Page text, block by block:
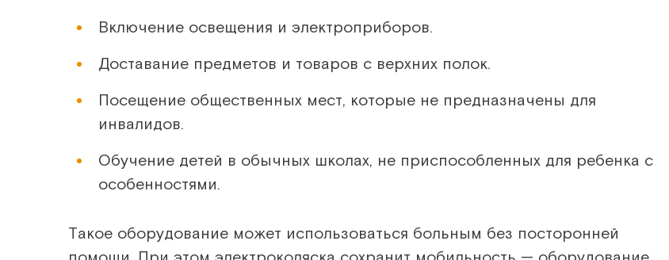
Включение освещения и электроприборов.
Доставание предметов и товаров с верхних полок.
Посещение общественных мест, которые не предназначены для
инвалидов.
Обучение детей в обычных школах, не приспособленных для ребенка с
особенностями.
Такое оборудование может использоваться больным без посторонней